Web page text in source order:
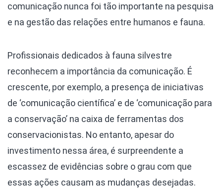
comunicação nunca foi tão importante na pesquisa
e na gestão das relações entre humanos e fauna.
Profissionais dedicados à fauna silvestre
reconhecem a importância da comunicação. É
crescente, por exemplo, a presença de iniciativas
de ‘comunicação científica’ e de ‘comunicação para
a conservação’ na caixa de ferramentas dos
conservacionistas. No entanto, apesar do
investimento nessa área, é surpreendente a
escassez de evidências sobre o grau com que
essas ações causam as mudanças desejadas.